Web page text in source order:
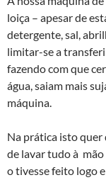
loiça – apesar de
detergente, sal,
limitar-se a
fazendo com que
água, saiam mais
máquina.
Na prática isto quer
de lavar tudo à
o tivesse feito logo